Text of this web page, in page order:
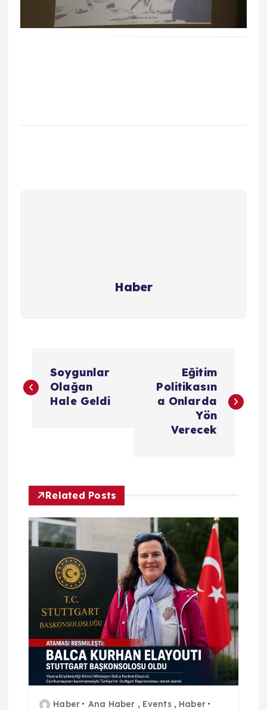
Haber
a
g
e
z
m
e
s
Soygunlar
Olağan
Hale Geldi
Eğitim
Politikasın
a Onlarda
Yön
Verecek
Related Posts
Haber Ana Haber , Events, Haber